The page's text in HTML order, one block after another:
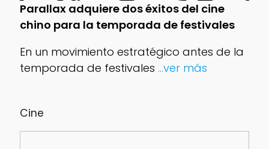
Cine
Parallax adquiere dos éxitos del cine
chino para la temporada de festivales
En un movimiento estratégico antes de la
temporada de festivales ...ver más